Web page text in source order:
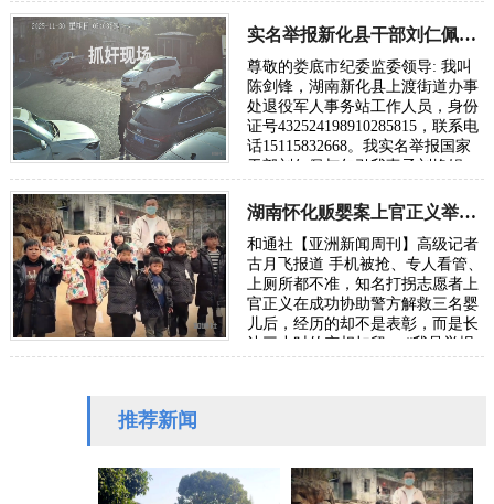
封条早已被私自拆启，大批国宝级
文物通过…
实名举报新化县干部刘仁佩作风腐烂勾引有夫之妇
尊敬的娄底市纪委监委领导: 我叫
陈剑锋，湖南新化县上渡街道办事
处退役军人事务站工作人员，身份
证号432524198910285815，联系电
话15115832668。我实名举报国家
干部刘仁佩与勾引我妻子刘艳娟，
长期存在不正当男女关系的情况，
敬请上级…
湖南怀化贩婴案上官正义举报有功为何反被警方扣留
和通社【亚洲新闻周刊】高级记者
古月飞报道 手机被抢、专人看管、
上厕所都不准，知名打拐志愿者上
官正义在成功协助警方解救三名婴
儿后，经历的却不是表彰，而是长
达三小时的变相扣留。 “我是举报
者，不是犯罪嫌疑人！”2025年11
推荐新闻